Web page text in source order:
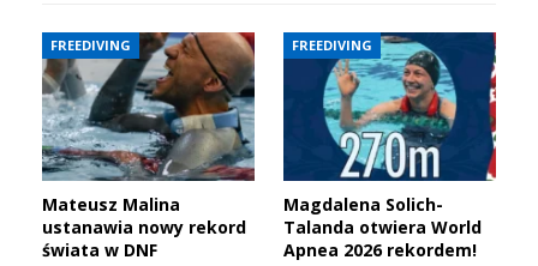
FREEDIVING
Mateusz Malina
ustanawia nowy rekord
świata w DNF
FREEDIVING
Magdalena Solich-
Talanda otwiera World
Apnea 2026 rekordem!